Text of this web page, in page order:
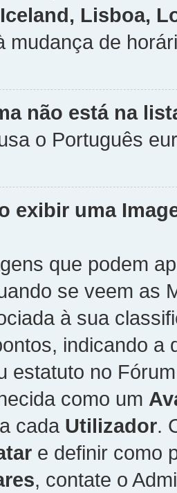
Lisboa,
mudança de
não está na
o Português
exibir uma
que podem
se veem as
à sua
indicando a
estatuto no
como um
cada Utilizador.
e definir como
, contate o